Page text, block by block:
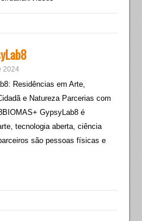
2024
Residências em Arte,
e Natureza Parcerias com
GypsyLab8 é
tecnologia aberta, ciência
são pessoas físicas e